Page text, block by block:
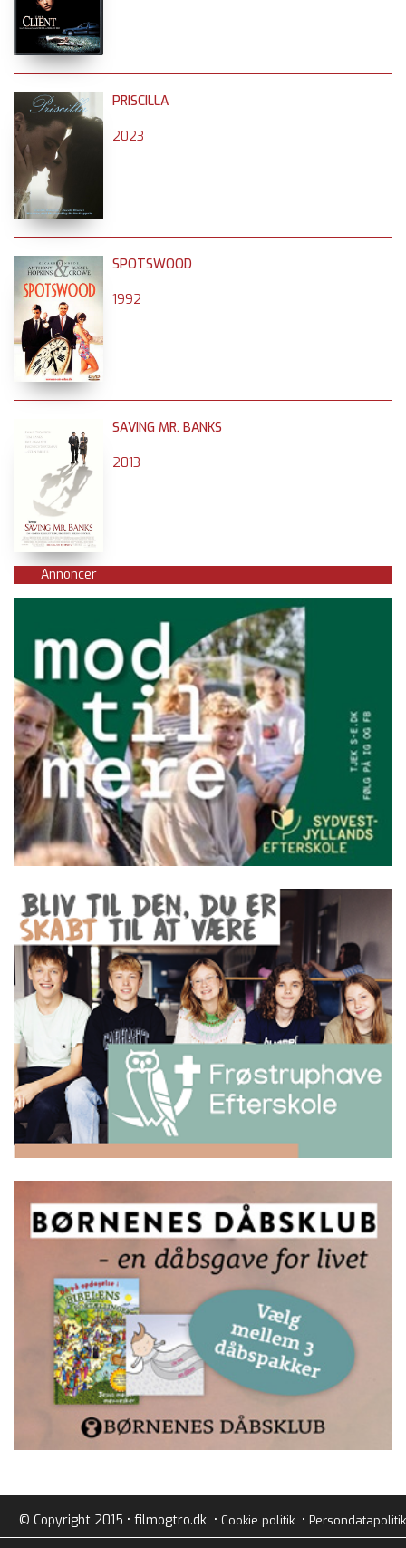
PRISCILLA
2023
SPOTSWOOD
1992
SAVING MR. BANKS
2013
Annoncer
© Copyright 2015 • filmogtro.dk • Cookie politik• Persondatapolitik